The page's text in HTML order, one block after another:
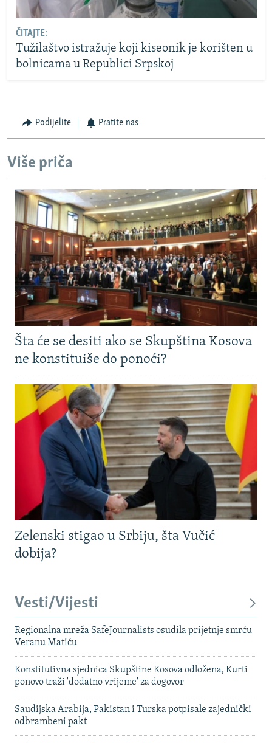
ČITAJTE:
Tužilaštvo istražuje koji kiseonik je korišten u
bolnicama u Republici Srpskoj
Podijelite Pratite nas
Više priča
Šta će se desiti ako se Skupština Kosova
ne konstituiše do ponoći?
Zelenski stigao u Srbiju, šta Vučić
dobija?
Vesti/Vijesti
Regionalna mreža SafeJournalists osudila prijetnje smrću
Veranu Matiću
Konstitutivna sjednica Skupštine Kosova odložena, Kurti
ponovo traži 'dodatno vrijeme' za dogovor
Saudijska Arabija, Pakistan i Turska potpisale zajednički
odbrambeni pakt